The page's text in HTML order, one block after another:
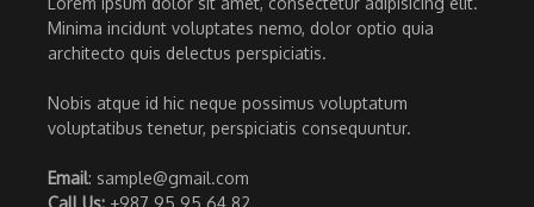
Minima incidunt voluptates nemo, dolor optio quia
architecto quis delectus perspiciatis.
Nobis atque id hic neque possimus voluptatum
voluptatibus tenetur, perspiciatis consequuntur.
Email: sample@gmail.com
Call Us: +987 95 95 64 82